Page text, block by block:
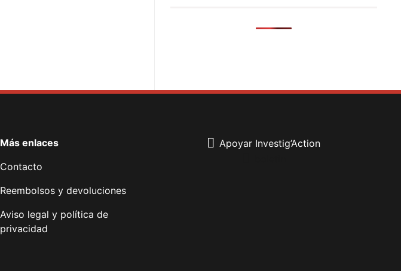
Más enlaces
Contacto
Reembolsos y devoluciones
Aviso legal y política de
privacidad
Apoyar Investig’Action